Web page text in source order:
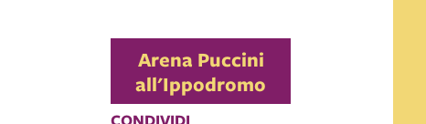
Arena Puccini
all'Ippodromo